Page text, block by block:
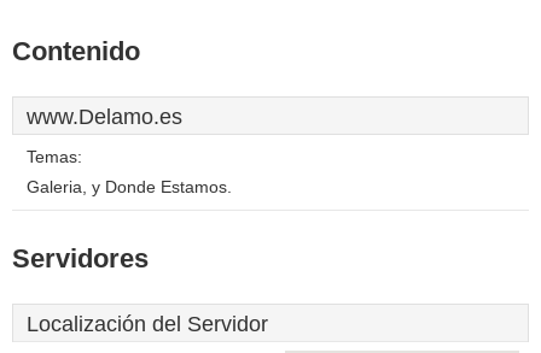
Contenido
www.Delamo.es
Temas:
Galeria, y Donde Estamos.
Servidores
Localización del Servidor